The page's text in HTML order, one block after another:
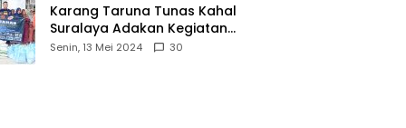
Karang Taruna Tunas Kahal
Suralaya Adakan Kegiatan
Bansos Terhadap Kaum
Senin, 13 Mei 2024 30